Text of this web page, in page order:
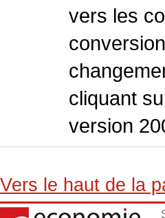
vers les
cliquant
version
Vers le haut de la